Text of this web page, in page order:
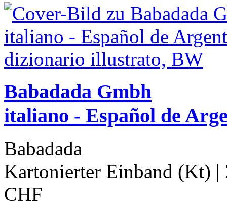
Babadada Gmbh
italiano - Español de
Babadada
Kartonierter Einband (Kt) |
CHF